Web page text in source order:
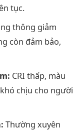
tục.
thông giảm
còn đảm bảo,
CRI thấp, màu
chịu cho người
Thường xuyên